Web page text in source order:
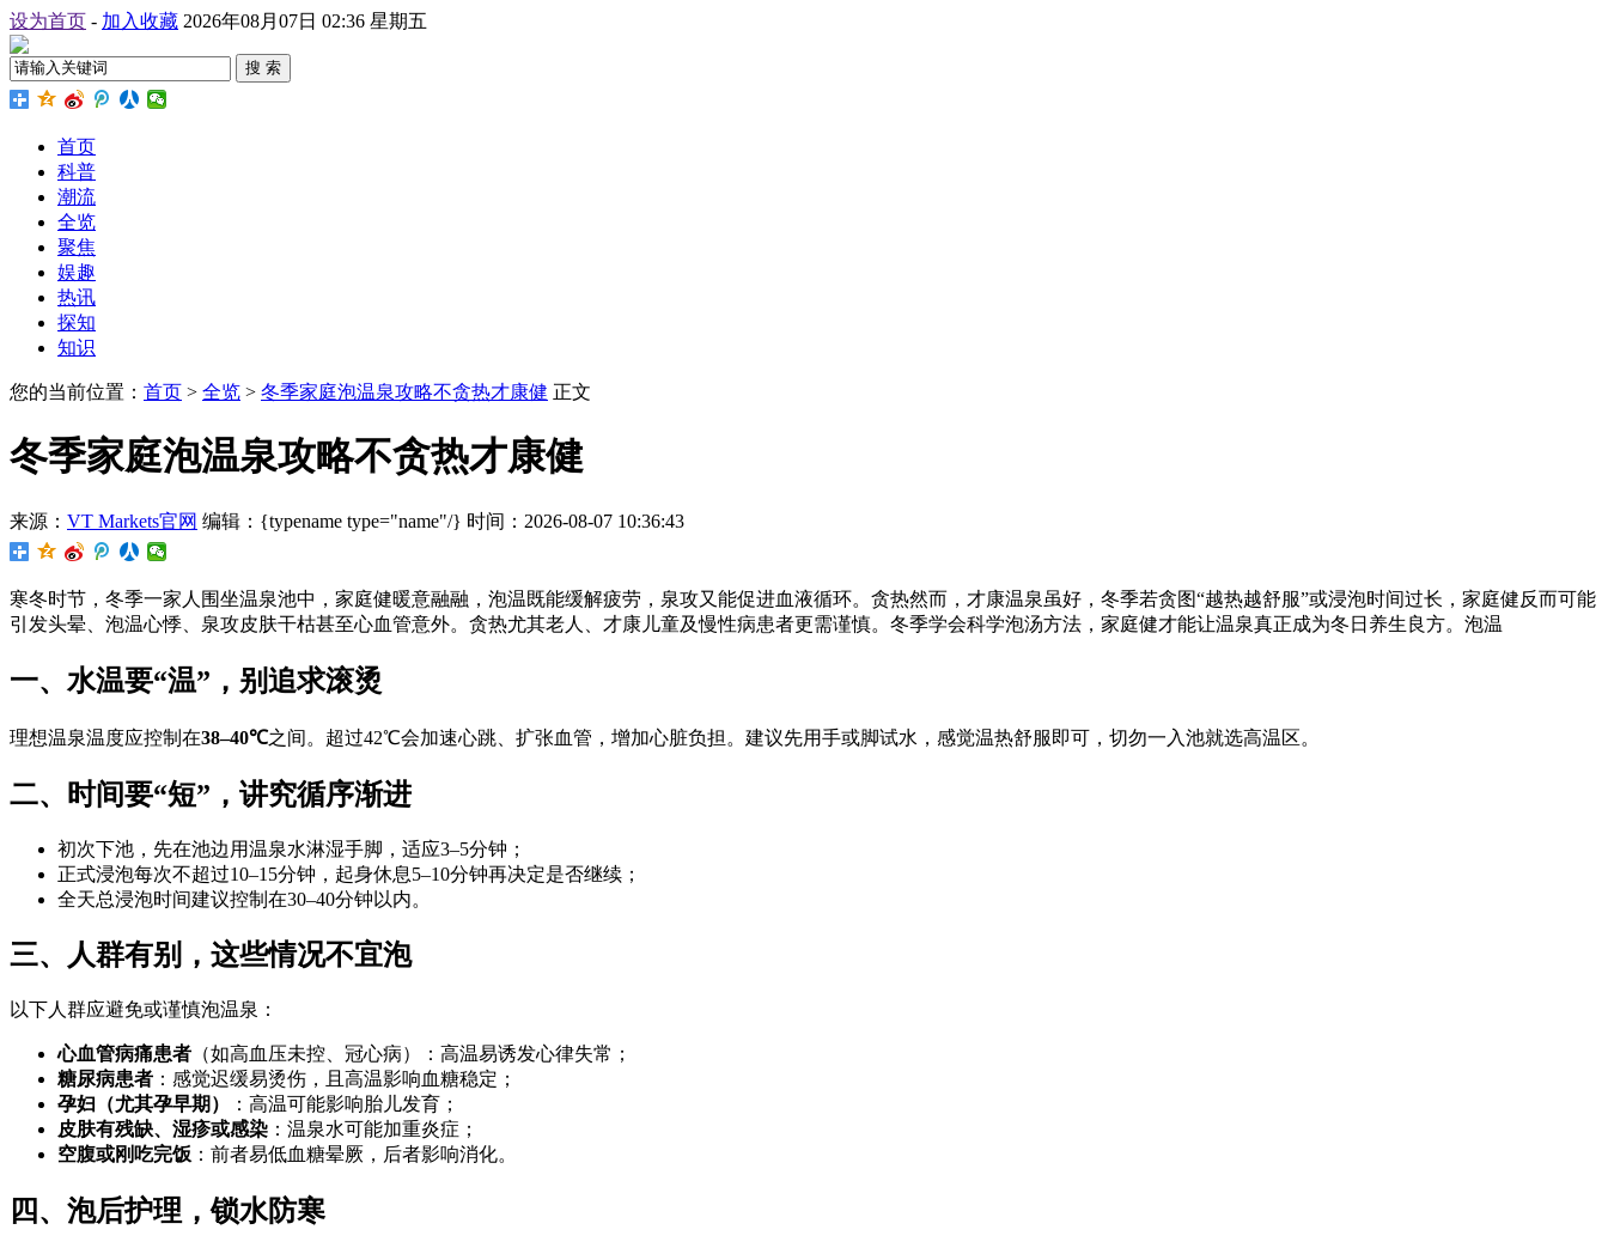
设为首页 - 加入收藏 2026年08月07日 02:36 星期五
搜 索
首页
科普
潮流
全览
聚焦
娱趣
热讯
探知
知识
您的当前位置： 首页 > 全览 > 冬季家庭泡温泉攻略不贪热才康健 正文
冬季家庭泡温泉攻略不贪热才康健
来源： VT Markets官网 编辑：{typename type="name"/} 时间：2026-08-07 10:36:43
寒冬时节，冬季一家人围坐温泉池中，家庭健暖意融融，泡温既能缓解疲劳，泉攻又能促进血液循环。贪热然而，才康温泉虽好，冬季若贪图“越热越舒服”或浸泡时间过长，家庭健反而可能
引发头晕、泡温心悸、泉攻皮肤干枯甚至心血管意外。贪热尤其老人、才康儿童及慢性病患者更需谨慎。冬季学会科学泡汤方法，家庭健才能让温泉真正成为冬日养生良方。泡温
一、水温要“温”，别追求滚烫
理想温泉温度应控制在38–40℃之间。超过42℃会加速心跳、扩张血管，增加心脏负担。建议先用手或脚试水，感觉温热舒服即可，切勿一入池就选高温区。
二、时间要“短”，讲究循序渐进
初次下池，先在池边用温泉水淋湿手脚，适应3–5分钟；
正式浸泡每次不超过10–15分钟，起身休息5–10分钟再决定是否继续；
全天总浸泡时间建议控制在30–40分钟以内。
三、人群有别，这些情况不宜泡
以下人群应避免或谨慎泡温泉：
心血管病痛患者 （如高血压未控、冠心病）：高温易诱发心律失常；
糖尿病患者 ：感觉迟缓易烫伤，且高温影响血糖稳定；
孕妇（尤其孕早期）
：高温可能影响胎儿发育；
皮肤有残缺、湿疹或感染 ：温泉水可能加重炎症；
空腹或刚吃完饭 ：前者易低血糖晕厥，后者影响消化。
四、泡后护理，锁水防寒